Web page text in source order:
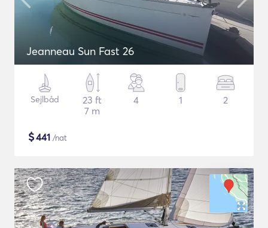
Jeanneau Sun Fast 26
Sejlbåd
23 ft
7 m
4 1 2
$441 /nat